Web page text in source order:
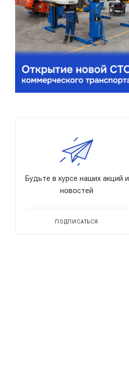
Будьте в курсе наших акций и
новостей
ПОДПИСАТЬСЯ